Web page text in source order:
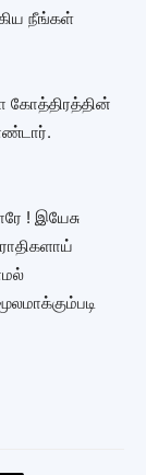
நீங்கள்
கோத்திரத்தின்
! இயேசு